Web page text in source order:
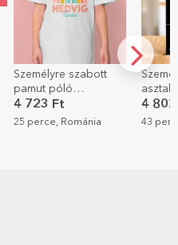
Személyre szabott
pamut póló
gyerekeknek névvel -
Szivárvány
4 723 Ft
25 perce, Románia
asztali
- Szív
4
43